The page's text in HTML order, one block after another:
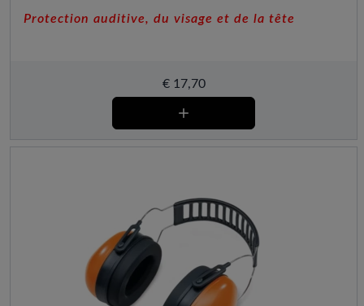
Protection auditive, du visage et de la tête
€17,70